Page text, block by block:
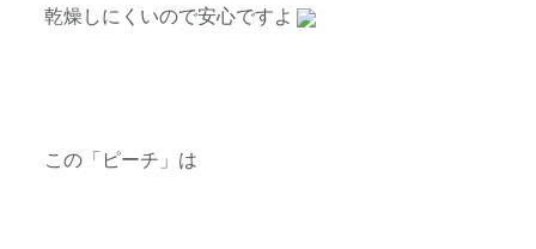
乾燥しにくいので安心ですよ
この「ピーチ」は